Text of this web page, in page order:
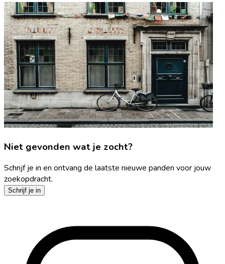
Niet gevonden wat je zocht?
Schrijf je in en ontvang de laatste nieuwe panden voor jouw
zoekopdracht.
Schrijf je in